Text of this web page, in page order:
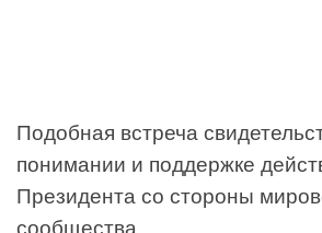
Подобная встреча
понимании и поддержке
Президента со стороны
сообщества.